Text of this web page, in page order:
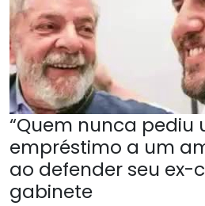
“Quem nunca pediu
empréstimo a um
ao defender seu ex-
gabinete